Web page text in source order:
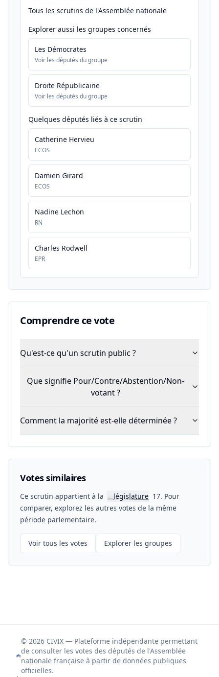
Tous les scrutins de l'Assemblée nationale
Explorer aussi les groupes concernés
Les Démocrates
Voir les députés du groupe
Droite Républicaine
Voir les députés du groupe
Quelques députés liés à ce scrutin
Catherine Hervieu
ECOS
Damien Girard
ECOS
Nadine Lechon
RN
Charles Rodwell
EPR
Comprendre ce vote
Qu'est-ce qu'un scrutin public ?
Que signifie Pour/Contre/Abstention/Non-
votant ?
Comment la majorité est-elle déterminée ?
Votes similaires
Ce scrutin appartient à la 📖législature 17. Pour
comparer, explorez les autres votes de la même
période parlementaire.
Voir tous les votes Explorer les groupes
© 2026 CIVIX — Plateforme indépendante permettant
de consulter les votes des députés de l'Assemblée
nationale française à partir de données publiques
officielles.